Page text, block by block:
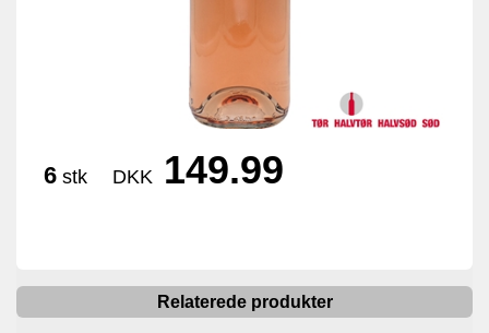
6 stk DKK 149.99
Relaterede produkter